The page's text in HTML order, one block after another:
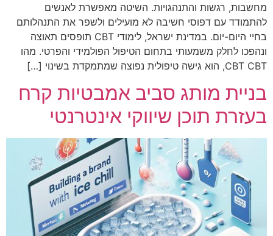
מחשבות, רגשות והתנהגויות. השיטה מאפשרת לאנשים
להתמודד עם דפוסי חשיבה לא מועילים ולשפר את התנהלותם
בחיי היום-יום. במדינת ישראל, לימודי CBT תופסים תאוצה
ונהפכו לחלק משמעותי בתחום הטיפול הפולמידי והפרטי. מהו
CBT CBT, הוא גישה טיפולית נפוצה שמתמקדת בשינוי […]
בניית מותג סביב אמבטיות קרח
בעזרת תוכן שיווקי אינטרנטי